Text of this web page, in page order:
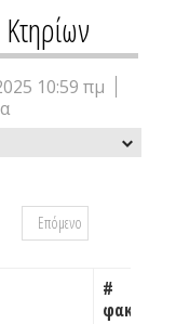
10:59 πμ
Επόμενο
#
φακέλων